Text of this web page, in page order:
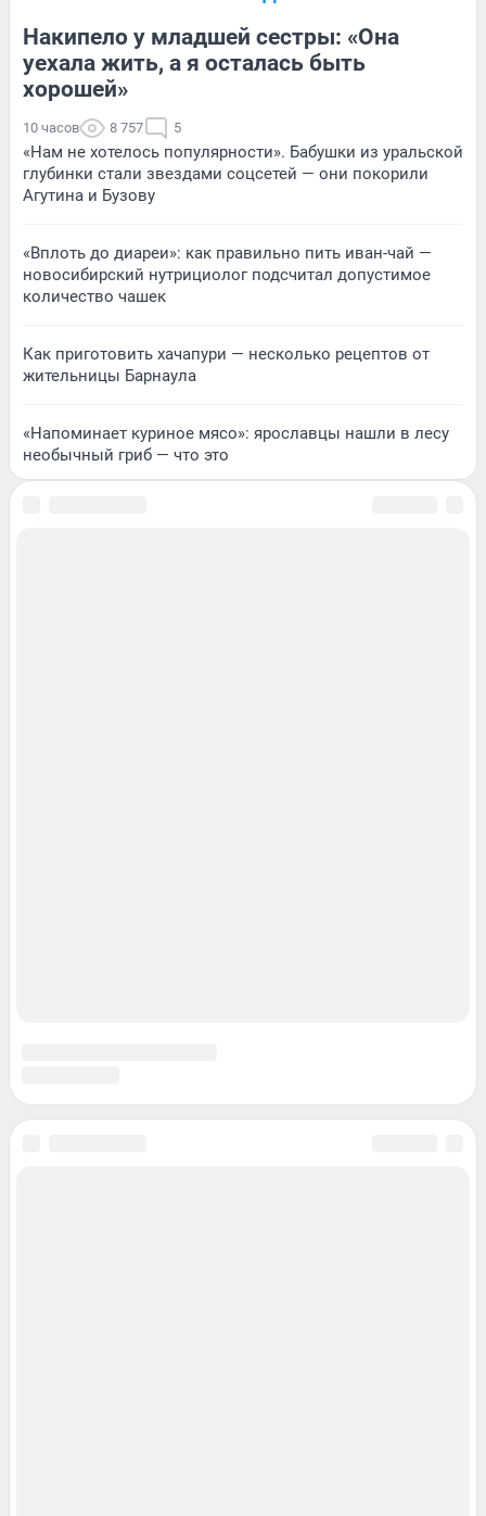
Накипело у младшей сестры: «Она
уехала жить, а я осталась быть
хорошей»
10 часов 8 757 5
«Нам не хотелось популярности». Бабушки из уральской
глубинки стали звездами соцсетей — они покорили
Агутина и Бузову
«Вплоть до диареи»: как правильно пить иван-чай —
новосибирский нутрициолог подсчитал допустимое
количество чашек
Как приготовить хачапури — несколько рецептов от
жительницы Барнаула
«Напоминает куриное мясо»: ярославцы нашли в лесу
необычный гриб — что это